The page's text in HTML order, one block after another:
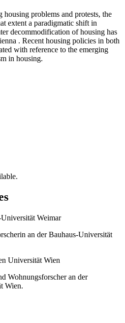
problems and protests, the
extent a paradigmatic shift in
decommodification of housing has
. Recent housing policies in both
with reference to the emerging
in housing.
Weimar
an der Bauhaus-Universität
Universität Wien
Wohnungsforscher an der
Wien.